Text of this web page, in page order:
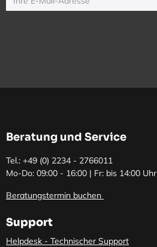
Beratung und Service
Tel.: +49 (0) 2234 - 2766011
Mo-Do: 09:00 - 16:00 | Fr: bis 14:00 Uhr
Beratungstermin buchen
Support
Helpdesk - Technischer Support